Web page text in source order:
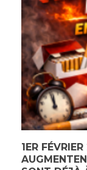
1ER